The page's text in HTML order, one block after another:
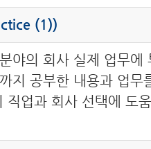
(1))
야의 회사 실제 업무에
지 공부한 내용과 업무
직업과 회사 선택에 도